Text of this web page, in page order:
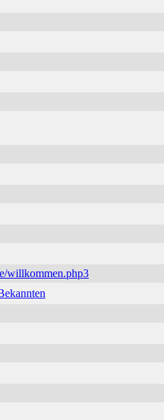
willkommen.php3